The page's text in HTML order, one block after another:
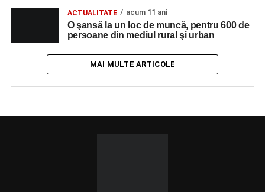
ACTUALITATE acum 11 ani
O şansă la un loc de muncă, pentru 600 de
persoane din mediul rural şi urban
MAI MULTE ARTICOLE